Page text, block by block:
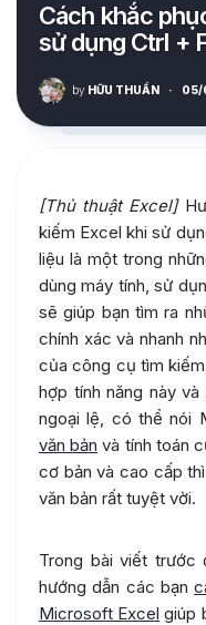
Cách khắc
sử dụng Ctrl +
by HỮU THUẦN · 05/
[Thủ thuật Excel]
kiếm Excel khi sử
liệu là một trong
dùng máy tính, sử
sẽ giúp bạn tìm ra
chính xác và nhanh
của công cụ tìm
hợp tính năng này
ngoại lệ, có thể nói
văn bản và tính toán
cơ bản và cao cấp
văn bản rất tuyệt vời.
Trong bài viết trước
hướng dẫn các bạn
Microsoft Excel giúp